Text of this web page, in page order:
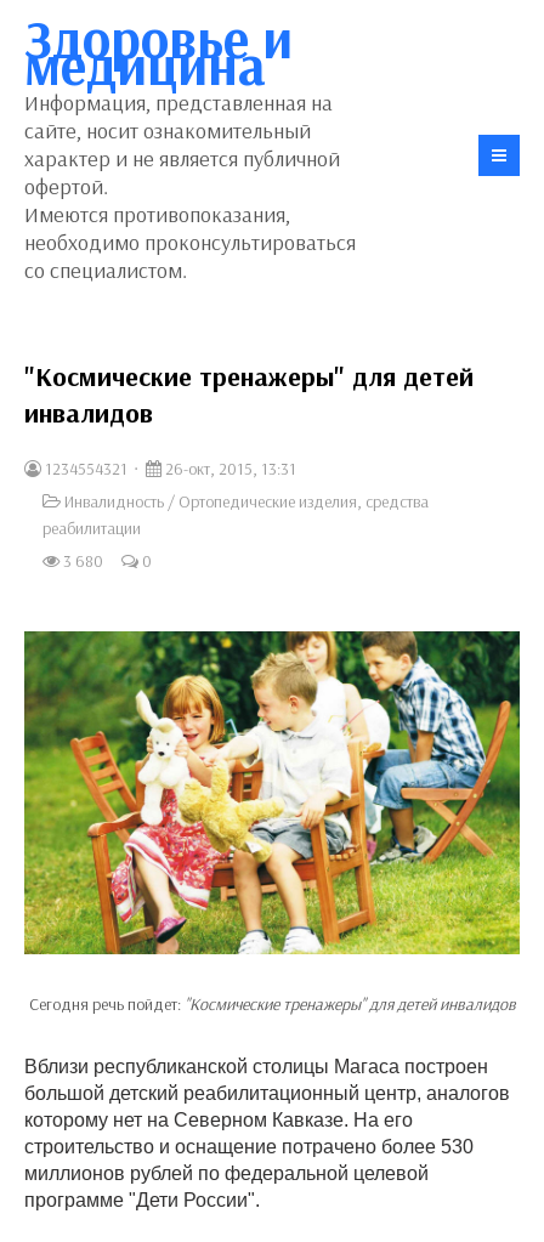
Здоровье и
медицина
Информация, представленная на
сайте, носит ознакомительный
характер и не является публичной
офертой.
Имеются противопоказания,
необходимо проконсультироваться
со специалистом.
"Космические тренажеры" для детей
инвалидов
1234554321
26-окт, 2015, 13:31
Инвалидность / Ортопедические изделия, средства
реабилитации
3 680
0
Сегодня речь пойдет: "Космические тренажеры" для детей инвалидов
Вблизи республиканской столицы Магаса построен
большой детский реабилитационный центр, аналогов
которому нет на Северном Кавказе. На его
строительство и оснащение потрачено более 530
миллионов рублей по федеральной целевой
программе "Дети России".